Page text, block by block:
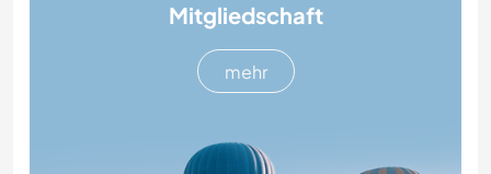
Mitgliedschaft
mehr